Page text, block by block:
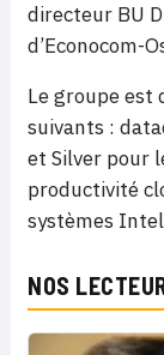
directeur BU
d’Econocom-
Le groupe est
suivants :
et Silver pour
productivité
systèmes
NOS